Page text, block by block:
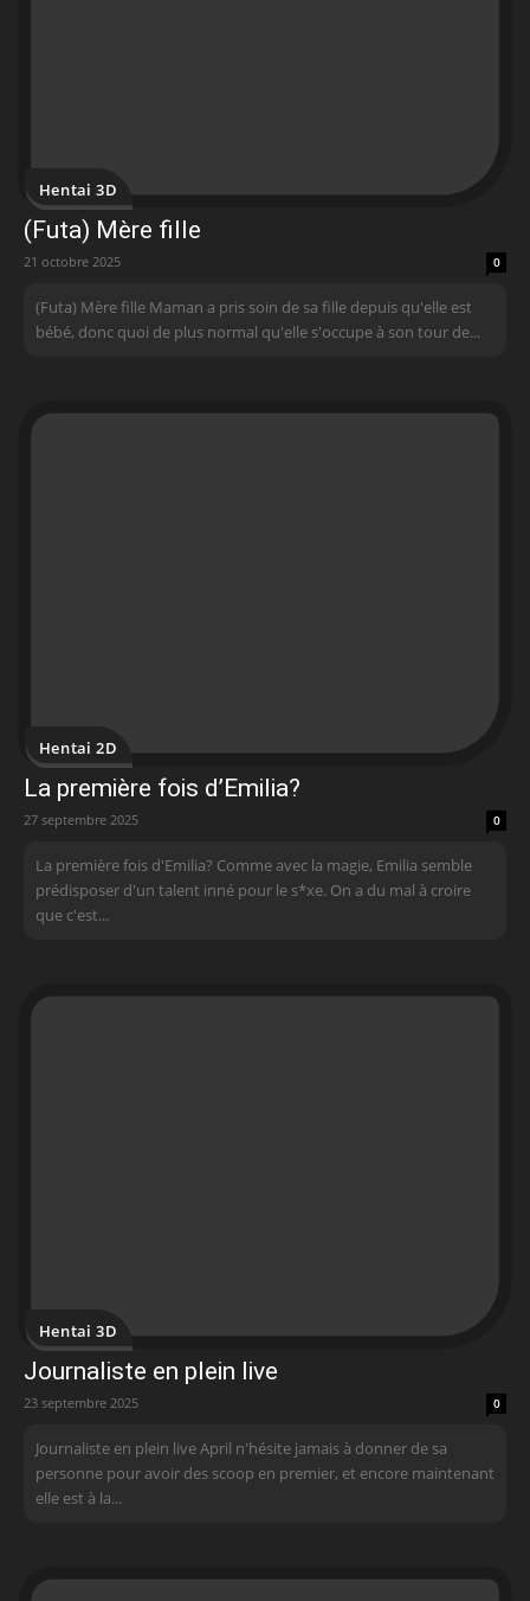
Hentai 3D
(Futa) Mère fille
21 octobre 2025 0
(Futa) Mère fille Maman a pris soin de sa fille depuis qu'elle est
bébé, donc quoi de plus normal qu'elle s'occupe à son tour de...
Hentai 2D
La première fois d’Emilia?
27 septembre 2025 0
La première fois d'Emilia? Comme avec la magie, Emilia semble
prédisposer d'un talent inné pour le s*xe. On a du mal à croire
que c'est...
Hentai 3D
Journaliste en plein live
23 septembre 2025 0
Journaliste en plein live April n'hésite jamais à donner de sa
personne pour avoir des scoop en premier, et encore maintenant
elle est à la...